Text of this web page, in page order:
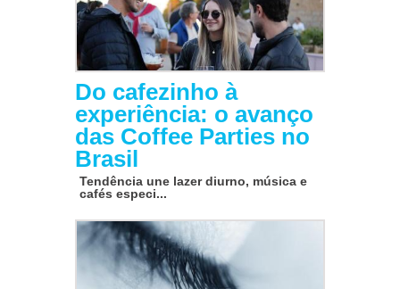
Do cafezinho à
experiência: o avanço
das Coffee Parties no
Brasil
Tendência une lazer diurno, música e
cafés especi...